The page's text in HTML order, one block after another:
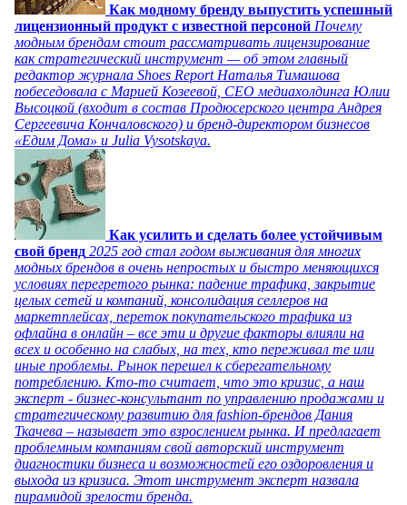
Как модному бренду выпустить успешный
лицензионный продукт с известной персоной Почему
модным брендам стоит рассматривать лицензирование
как стратегический инструмент — об этом главный
редактор журнала Shoes Report Наталья Тимашова
побеседовала с Марией Козеевой, СЕО медиахолдинга Юлии
Высоцкой (входит в состав Продюсерского центра Андрея
Сергеевича Кончаловского) и бренд-директором бизнесов
«Едим Дома» и Julia Vysotskaya.
Как усилить и сделать более устойчивым
свой бренд 2025 год стал годом выживания для многих
модных брендов в очень непростых и быстро меняющихся
условиях перегретого рынка: падение трафика, закрытие
целых сетей и компаний, консолидация селлеров на
маркетплейсах, переток покупательского трафика из
офлайна в онлайн – все эти и другие факторы влияли на
всех и особенно на слабых, на тех, кто переживал те или
иные проблемы. Рынок перешел к сберегательному
потреблению. Кто-то считает, что это кризис, а наш
эксперт - бизнес-консультант по управлению продажами и
стратегическому развитию для fashion-брендов Дания
Ткачева – называет это взрослением рынка. И предлагает
проблемным компаниям свой авторский инструмент
диагностики бизнеса и возможностей его оздоровления и
выхода из кризиса. Этот инструмент эксперт назвала
пирамидой зрелости бренда.